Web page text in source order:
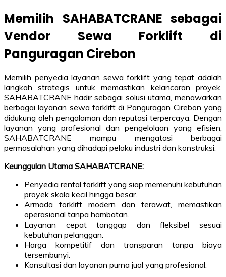
Memilih SAHABATCRANE sebagai
Vendor Sewa Forklift di
Panguragan Cirebon
Memilih penyedia layanan sewa forklift yang tepat adalah
langkah strategis untuk memastikan kelancaran proyek.
SAHABATCRANE hadir sebagai solusi utama, menawarkan
berbagai layanan sewa forklift di Panguragan Cirebon yang
didukung oleh pengalaman dan reputasi terpercaya. Dengan
layanan yang profesional dan pengelolaan yang efisien,
SAHABATCRANE mampu mengatasi berbagai
permasalahan yang dihadapi pelaku industri dan konstruksi.
Keunggulan Utama SAHABATCRANE:
Penyedia rental forklift yang siap memenuhi kebutuhan
proyek skala kecil hingga besar.
Armada forklift modern dan terawat, memastikan
operasional tanpa hambatan.
Layanan cepat tanggap dan fleksibel sesuai
kebutuhan pelanggan.
Harga kompetitif dan transparan tanpa biaya
tersembunyi.
Konsultasi dan layanan purna jual yang profesional.